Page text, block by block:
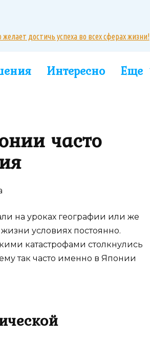
достичь успеха во всех сферах жизни!
Интересно Еще
часто
на уроках географии или же
условиях постоянно.
катастрофами столкнулись
так часто именно в Японии